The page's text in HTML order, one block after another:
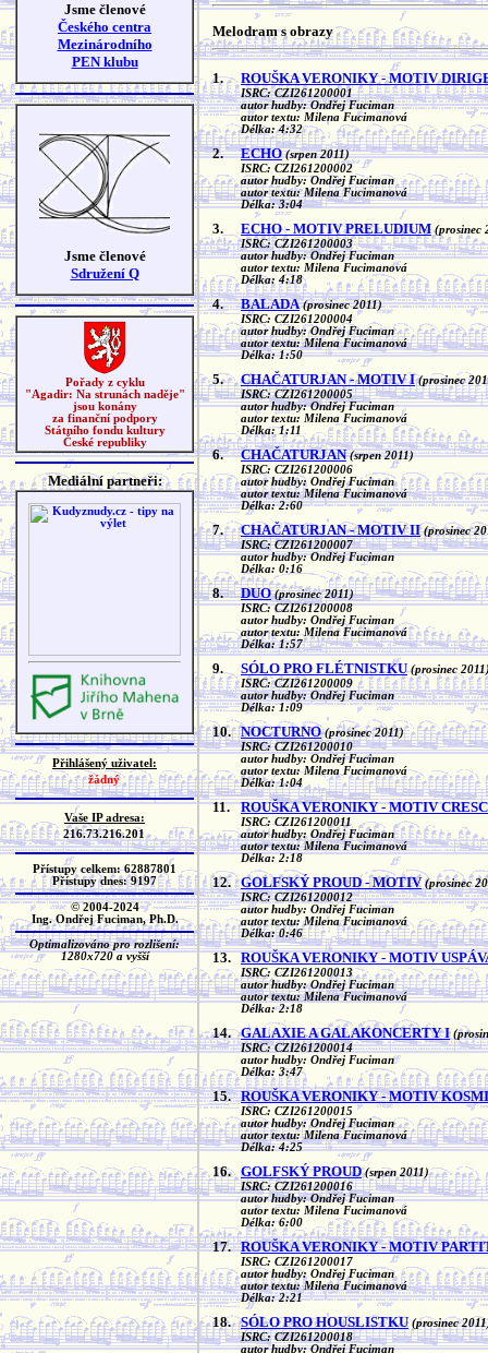
Jsme členové
Českého centra
Mezinárodního
PEN klubu
Jsme členové
Sdružení Q
Pořady z cyklu
"Agadir: Na strunách naděje"
jsou konány
za finanční podpory
Státního fondu kultury
České republiky
Mediální partneři:
Přihlášený uživatel:
žádný
Vaše IP adresa:
216.73.216.201
Přístupy celkem: 62887801
Přístupy dnes: 9197
© 2004-2024
Ing. Ondřej Fuciman, Ph.D.
Optimalizováno pro rozlišení:
1280x720 a vyšší
Melodram s obrazy
1. ROUŠKA VERONIKY - MOTIV
ISRC: CZI261200001
autor hudby: Ondřej Fuciman
autor textu: Milena Fucimanová
Délka: 4:32
2. ECHO (srpen 2011)
ISRC: CZI261200002
autor hudby: Ondřej Fuciman
autor textu: Milena Fucimanová
Délka: 3:04
3. ECHO - MOTIV PRELUDIUM (prosinec
ISRC: CZI261200003
autor hudby: Ondřej Fuciman
autor textu: Milena Fucimanová
Délka: 4:18
4. BALADA (prosinec 2011)
ISRC: CZI261200004
autor hudby: Ondřej Fuciman
autor textu: Milena Fucimanová
Délka: 1:50
5. CHAČATURJAN - MOTIV I (prosinec
ISRC: CZI261200005
autor hudby: Ondřej Fuciman
autor textu: Milena Fucimanová
Délka: 1:11
6. CHAČATURJAN (srpen 2011)
ISRC: CZI261200006
autor hudby: Ondřej Fuciman
autor textu: Milena Fucimanová
Délka: 2:60
7. CHAČATURJAN - MOTIV II (prosinec
ISRC: CZI261200007
autor hudby: Ondřej Fuciman
Délka: 0:16
8. DUO (prosinec 2011)
ISRC: CZI261200008
autor hudby: Ondřej Fuciman
autor textu: Milena Fucimanová
Délka: 1:57
9. SÓLO PRO FLÉTNISTKU (prosinec
ISRC: CZI261200009
autor hudby: Ondřej Fuciman
Délka: 1:09
10. NOCTURNO (prosinec 2011)
ISRC: CZI261200010
autor hudby: Ondřej Fuciman
autor textu: Milena Fucimanová
Délka: 1:04
11. ROUŠKA VERONIKY - MOTIV
ISRC: CZI261200011
autor hudby: Ondřej Fuciman
autor textu: Milena Fucimanová
Délka: 2:18
12. GOLFSKÝ PROUD - MOTIV (prosinec
ISRC: CZI261200012
autor hudby: Ondřej Fuciman
autor textu: Milena Fucimanová
Délka: 0:46
13. ROUŠKA VERONIKY - MOTIV
ISRC: CZI261200013
autor hudby: Ondřej Fuciman
autor textu: Milena Fucimanová
Délka: 2:18
14. GALAXIE A GALAKONCERTY I
ISRC: CZI261200014
autor hudby: Ondřej Fuciman
Délka: 3:47
15. ROUŠKA VERONIKY - MOTIV
ISRC: CZI261200015
autor hudby: Ondřej Fuciman
autor textu: Milena Fucimanová
Délka: 4:25
16. GOLFSKÝ PROUD (srpen 2011)
ISRC: CZI261200016
autor hudby: Ondřej Fuciman
autor textu: Milena Fucimanová
Délka: 6:00
17. ROUŠKA VERONIKY - MOTIV
ISRC: CZI261200017
autor hudby: Ondřej Fuciman
autor textu: Milena Fucimanová
Délka: 2:21
18. SÓLO PRO HOUSLISTKU (prosinec
ISRC: CZI261200018
autor hudby: Ondřej Fuciman